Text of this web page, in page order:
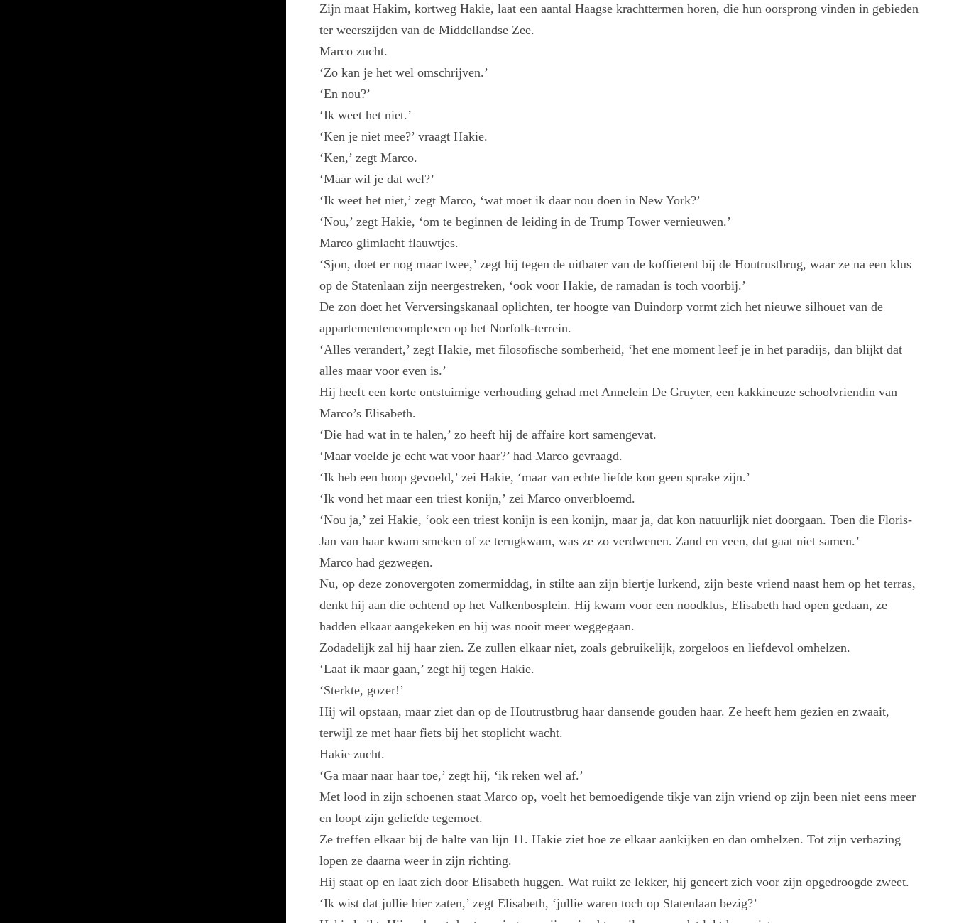
Zijn maat Hakim, kortweg Hakie, laat een aantal Haagse krachttermen horen, die hun oorsprong vinden in gebieden
ter weerszijden van de Middellandse Zee.
Marco zucht.
‘Zo kan je het wel omschrijven.’
‘En nou?’
‘Ik weet het niet.’
‘Ken je niet mee?’ vraagt Hakie.
‘Ken,’ zegt Marco.
‘Maar wil je dat wel?’
‘Ik weet het niet,’ zegt Marco, ‘wat moet ik daar nou doen in New York?’
‘Nou,’ zegt Hakie, ‘om te beginnen de leiding in de Trump Tower vernieuwen.’
Marco glimlacht flauwtjes.
‘Sjon, doet er nog maar twee,’ zegt hij tegen de uitbater van de koffietent bij de Houtrustbrug, waar ze na een klus
op de Statenlaan zijn neergestreken, ‘ook voor Hakie, de ramadan is toch voorbij.’
De zon doet het Verversingskanaal oplichten, ter hoogte van Duindorp vormt zich het nieuwe silhouet van de
appartementencomplexen op het Norfolk-terrein.
‘Alles verandert,’ zegt Hakie, met filosofische somberheid, ‘het ene moment leef je in het paradijs, dan blijkt dat
alles maar voor even is.’
Hij heeft een korte ontstuimige verhouding gehad met Annelein De Gruyter, een kakkineuze schoolvriendin van
Marco’s Elisabeth.
‘Die had wat in te halen,’ zo heeft hij de affaire kort samengevat.
‘Maar voelde je echt wat voor haar?’ had Marco gevraagd.
‘Ik heb een hoop gevoeld,’ zei Hakie, ‘maar van echte liefde kon geen sprake zijn.’
‘Ik vond het maar een triest konijn,’ zei Marco onverbloemd.
‘Nou ja,’ zei Hakie, ‘ook een triest konijn is een konijn, maar ja, dat kon natuurlijk niet doorgaan. Toen die Floris-
Jan van haar kwam smeken of ze terugkwam, was ze zo verdwenen. Zand en veen, dat gaat niet samen.’
Marco had gezwegen.
Nu, op deze zonovergoten zomermiddag, in stilte aan zijn biertje lurkend, zijn beste vriend naast hem op het terras,
denkt hij aan die ochtend op het Valkenbosplein. Hij kwam voor een noodklus, Elisabeth had open gedaan, ze
hadden elkaar aangekeken en hij was nooit meer weggegaan.
Zodadelijk zal hij haar zien. Ze zullen elkaar niet, zoals gebruikelijk, zorgeloos en liefdevol omhelzen.
‘Laat ik maar gaan,’ zegt hij tegen Hakie.
‘Sterkte, gozer!’
Hij wil opstaan, maar ziet dan op de Houtrustbrug haar dansende gouden haar. Ze heeft hem gezien en zwaait,
terwijl ze met haar fiets bij het stoplicht wacht.
Hakie zucht.
‘Ga maar naar haar toe,’ zegt hij, ‘ik reken wel af.’
Met lood in zijn schoenen staat Marco op, voelt het bemoedigende tikje van zijn vriend op zijn been niet eens meer
en loopt zijn geliefde tegemoet.
Ze treffen elkaar bij de halte van lijn 11. Hakie ziet hoe ze elkaar aankijken en dan omhelzen. Tot zijn verbazing
lopen ze daarna weer in zijn richting.
Hij staat op en laat zich door Elisabeth huggen. Wat ruikt ze lekker, hij geneert zich voor zijn opgedroogde zweet.
‘Ik wist dat jullie hier zaten,’ zegt Elisabeth, ‘jullie waren toch op Statenlaan bezig?’